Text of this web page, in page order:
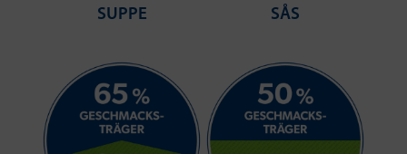
SUPPE SÅS